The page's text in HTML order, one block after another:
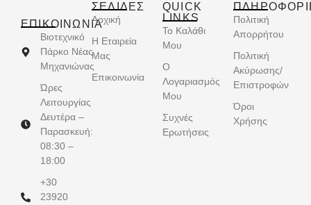
ΕΠΙΚΟΙΝΩΝΊΑ
Βιοτεχνικό
Πάρκο Νέας
Μηχανιώνας
Ώρες
Λειτουργίας
Δευτέρα –
Παρασκευή:
08:30 –
18:00
+30
23920
ΣΕΛΙΔΕΣ
Αρχική
Η Εταιρεία
Μας
Επικοινωνία
QUICK
LINKS
Το Καλάθι
Μου
Ο
Λογαριασμός
Μου
Συχνές
Ερωτήσεις
Πολιτική
Απορρήτου
Πολιτική
Ακύρωσης/
Επιστροφών
Όροι
Χρήσης